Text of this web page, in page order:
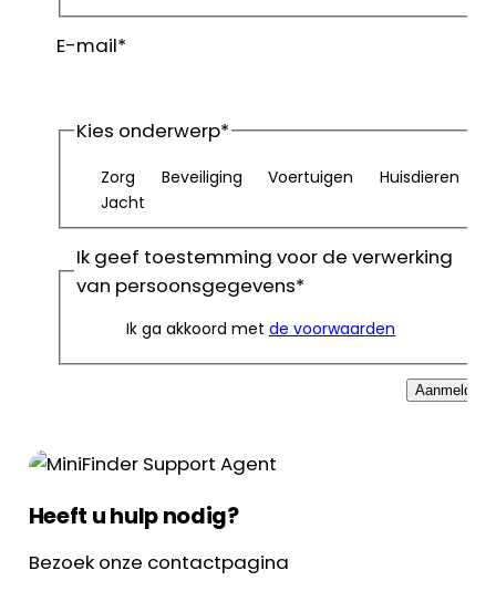
Achternaam
E-mail*
Kies onderwerp*
Zorg Beveiliging Voertuigen
Huisdieren
Jacht
Ik geef toestemming voor de verwerking
van persoonsgegevens*
Ik ga akkoord met de voorwaarden
Aanmelden
Heeft u hulp nodig?
Bezoek onze contactpagina